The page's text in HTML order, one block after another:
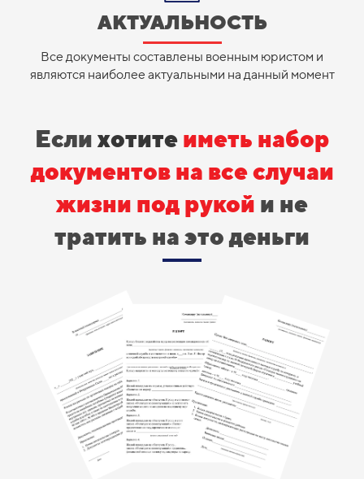
АКТУАЛЬНОСТЬ
Все документы составлены военным юристом и
являются наиболее актуальными на данный момент
Если хотите иметь набор
документов на все случаи
жизни под рукой и не
тратить на это деньги